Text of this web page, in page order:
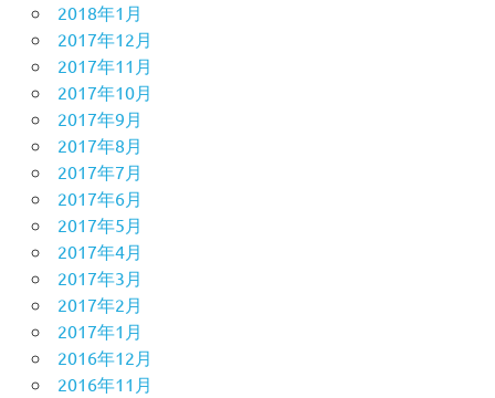
2018年1月
2017年12月
2017年11月
2017年10月
2017年9月
2017年8月
2017年7月
2017年6月
2017年5月
2017年4月
2017年3月
2017年2月
2017年1月
2016年12月
2016年11月